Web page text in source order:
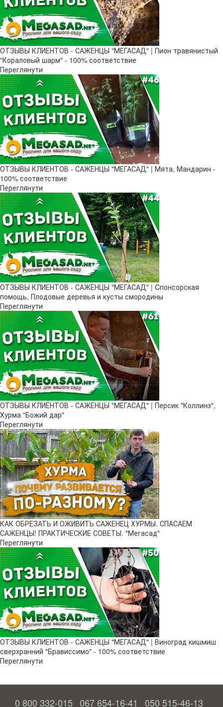
ОТЗЫВЫ КЛИЕНТОВ - САЖЕНЦЫ "МЕГАСАД" | Пион травянистый
"Кораловый шарм" - 100% соответствие
Переглянути
ОТЗЫВЫ КЛИЕНТОВ - САЖЕНЦЫ "МЕГАСАД" | Мята, Мандарин -
100% соответствие
Переглянути
ОТЗЫВЫ КЛИЕНТОВ - САЖЕНЦЫ "МЕГАСАД" | Cпонсорская
помощь, Плодовые деревья и кусты смородины
Переглянути
ОТЗЫВЫ КЛИЕНТОВ - САЖЕНЦЫ "МЕГАСАД" | Персик "Коллинз",
Хурма "Божий дар"
Переглянути
КАК ОБРЕЗАТЬ И ОЖИВИТЬ САЖЕНЕЦ ХУРМЫ. СПАСАЕМ
САЖЕНЦЫ! ПРАКТИЧЕСКИЕ СОВЕТЫ. "Мегасад"
Переглянути
ОТЗЫВЫ КЛИЕНТОВ - САЖЕНЦЫ "МЕГАСАД" | Виноград кишмиш
сверхранний "Брависсимо" - 100% соответствие
Переглянути
0 800 332-015 067 654-16-41 050 515-46-13